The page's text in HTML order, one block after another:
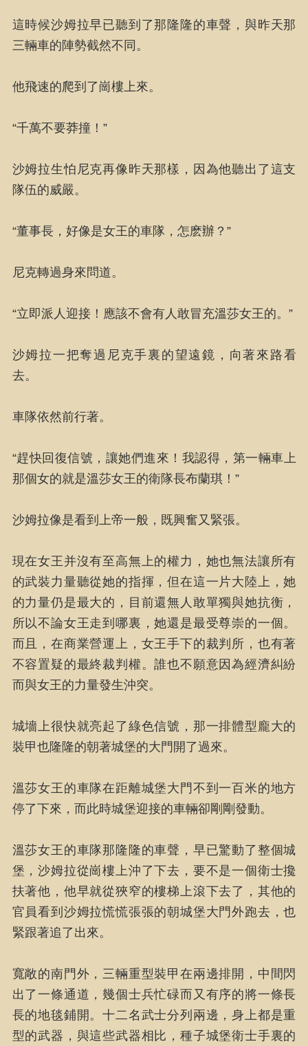
這時候沙姆拉早已聽到了那隆隆的車聲，與昨天那
三輛車的陣勢截然不同。
他飛速的爬到了崗樓上來。
“千萬不要莽撞！”
沙姆拉生怕尼克再像昨天那樣，因為他聽出了這支
隊伍的威嚴。
“董事長，好像是女王的車隊，怎麽辦？”
尼克轉過身來問道。
“立即派人迎接！應該不會有人敢冒充溫莎女王的。”
沙姆拉一把奪過尼克手裏的望遠鏡，向著來路看
去。
車隊依然前行著。
“趕快回復信號，讓她們進來！我認得，第一輛車上
那個女的就是溫莎女王的衛隊長布蘭琪！”
沙姆拉像是看到上帝一般，既興奮又緊張。
現在女王并沒有至高無上的權力，她也無法讓所有
的武裝力量聽從她的指揮，但在這一片大陸上，她
的力量仍是最大的，目前還無人敢單獨與她抗衡，
所以不論女王走到哪裏，她還是最受尊崇的一個。
而且，在商業營運上，女王手下的裁判所，也有著
不容置疑的最終裁判權。誰也不願意因為經濟糾紛
而與女王的力量發生沖突。
城墻上很快就亮起了綠色信號，那一排體型龐大的
裝甲也隆隆的朝著城堡的大門開了過來。
溫莎女王的車隊在距離城堡大門不到一百米的地方
停了下來，而此時城堡迎接的車輛卻剛剛發動。
溫莎女王的車隊那隆隆的車聲，早已驚動了整個城
堡，沙姆拉從崗樓上沖了下去，要不是一個衛士攙
扶著他，他早就從狹窄的樓梯上滾下去了，其他的
官員看到沙姆拉慌慌張張的朝城堡大門外跑去，也
緊跟著追了出來。
寬敞的南門外，三輛重型裝甲在兩邊排開，中間閃
出了一條通道，幾個士兵忙碌而又有序的將一條長
長的地毯鋪開。十二名武士分列兩邊，身上都是重
型的武器，與這些武器相比，種子城堡衛士手裏的